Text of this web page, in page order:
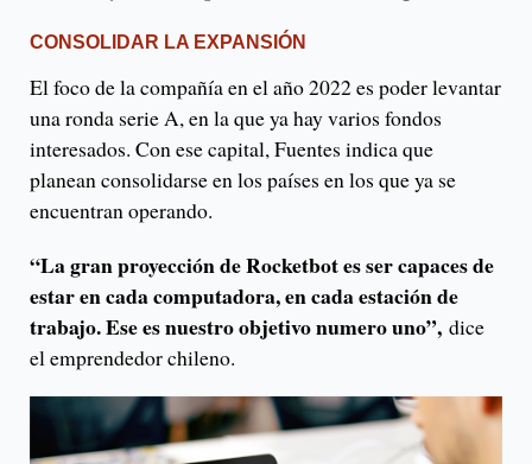
CONSOLIDAR LA EXPANSIÓN
El foco de la compañía en el año 2022 es poder levantar
una ronda serie A, en la que ya hay varios fondos
interesados. Con ese capital, Fuentes indica que
planean consolidarse en los países en los que ya se
encuentran operando.
“La gran proyección de Rocketbot es ser capaces de
estar en cada computadora, en cada estación de
trabajo. Ese es nuestro objetivo numero uno”, dice
el emprendedor chileno.